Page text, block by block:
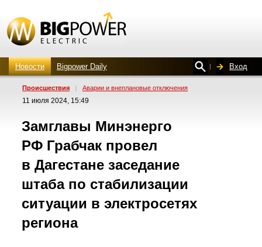
Новости Bigpower Daily Вход
Проиcшествия | Аварии и внеплановые отключения
11 июля 2024, 15:49
Замглавы Минэнерго
РФ Грабчак провел
в Дагестане заседание
штаба по стабилизации
ситуации в электросетях
региона